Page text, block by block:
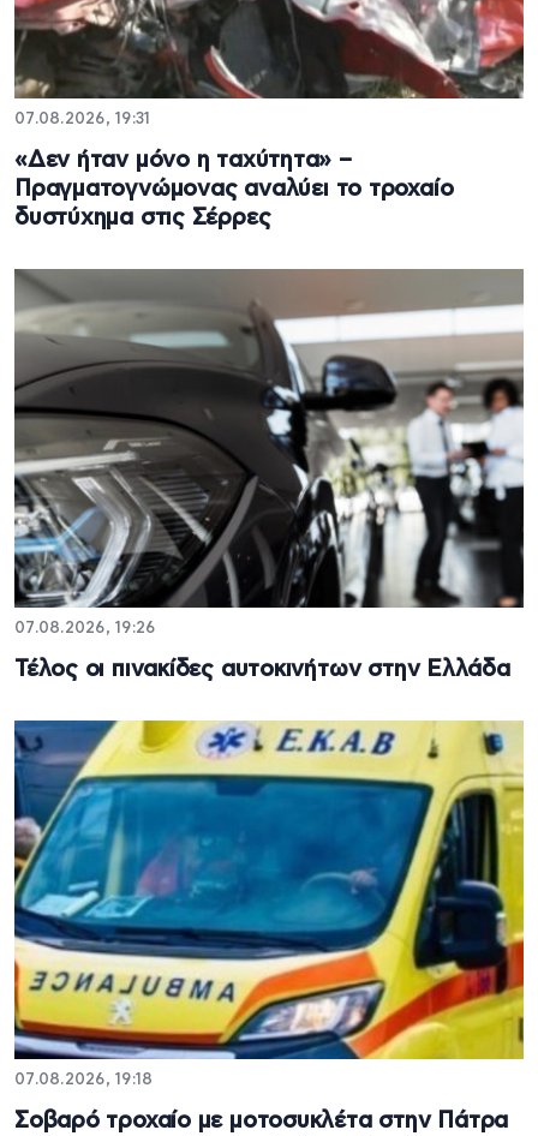
07.08.2026, 19:31
«Δεν ήταν μόνο η ταχύτητα» –
Πραγματογνώμονας αναλύει το τροχαίο
δυστύχημα στις Σέρρες
07.08.2026, 19:26
Τέλος οι πινακίδες αυτοκινήτων στην Ελλάδα
07.08.2026, 19:18
Σοβαρό τροχαίο με μοτοσυκλέτα στην Πάτρα